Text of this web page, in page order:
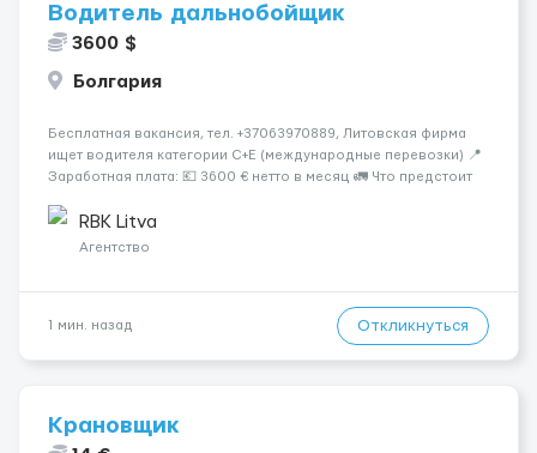
Водитель дальнобойщик
3600 $
Болгария
Бесплатная вакансия, тел. +37063970889, Литовская фирма
ищет водителя категории C+E (международные перевозки) 📍
Заработная плата: 💶 3600 € нетто в месяц 🚛 Что предстоит
рефрижераторах. В среднем 400–500 км в день. Погрузки и
разгрузки...
RBK Litva
Агентство
1 мин. назад Откликнуться
Крановщик